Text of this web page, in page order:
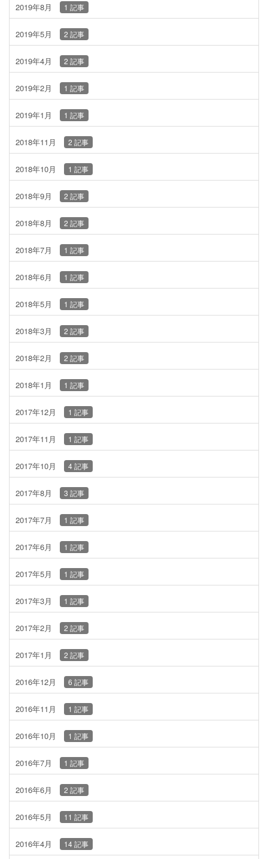
2019年8月 1 記事
2019年5月 2 記事
2019年4月 2 記事
2019年2月 1 記事
2019年1月 1 記事
2018年11月 2 記事
2018年10月 1 記事
2018年9月 2 記事
2018年8月 2 記事
2018年7月 1 記事
2018年6月 1 記事
2018年5月 1 記事
2018年3月 2 記事
2018年2月 2 記事
2018年1月 1 記事
2017年12月 1 記事
2017年11月 1 記事
2017年10月 4 記事
2017年8月 3 記事
2017年7月 1 記事
2017年6月 1 記事
2017年5月 1 記事
2017年3月 1 記事
2017年2月 2 記事
2017年1月 2 記事
2016年12月 6 記事
2016年11月 1 記事
2016年10月 1 記事
2016年7月 1 記事
2016年6月 2 記事
2016年5月 11 記事
2016年4月 14 記事